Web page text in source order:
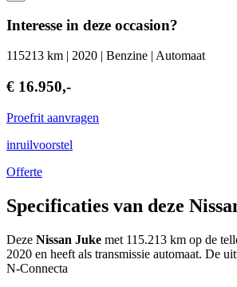
Interesse in deze occasion?
115213 km | 2020 | Benzine | Automaat
€ 16.950,-
Proefrit aanvragen
inruilvoorstel
Offerte
Specificaties van deze
Deze Nissan Juke met 115.213 km op de
2020 en heeft als transmissie automaat. De
N-Connecta